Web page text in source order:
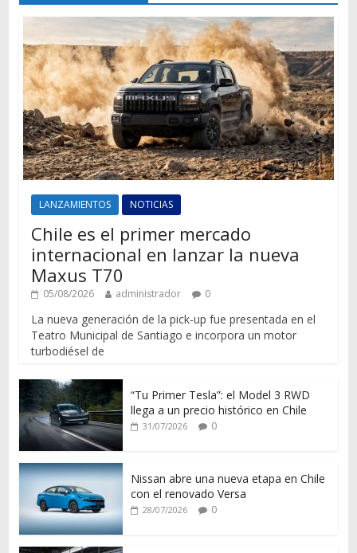
LANZAMIENTOS NOTICIAS
Chile es el primer mercado
internacional en lanzar la nueva
Maxus T70
05/08/2026 administrador 0
La nueva generación de la pick-up fue presentada en el
Teatro Municipal de Santiago e incorpora un motor
turbodiésel de
“Tu Primer Tesla”: el Model 3 RWD
llega a un precio histórico en Chile
31/07/2026 0
Nissan abre una nueva etapa en Chile
con el renovado Versa
28/07/2026 0